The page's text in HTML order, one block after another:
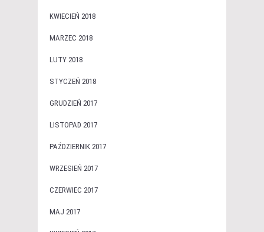
KWIECIEŃ 2018
MARZEC 2018
LUTY 2018
STYCZEŃ 2018
GRUDZIEŃ 2017
LISTOPAD 2017
PAŹDZIERNIK 2017
WRZESIEŃ 2017
CZERWIEC 2017
MAJ 2017